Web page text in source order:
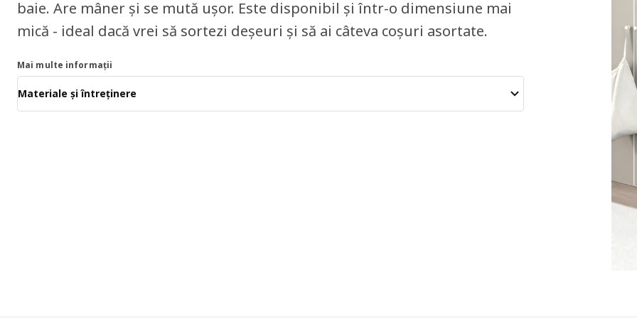
baie. Are mâner și se mută ușor. Este disponibil și într-o dimensiune mai
mică - ideal dacă vrei să sortezi deșeuri și să ai câteva coșuri asortate.
Mai multe informații
Materiale și întreținere